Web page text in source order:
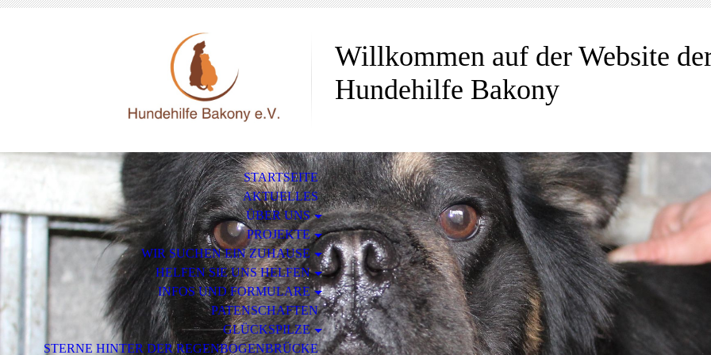
Willkommen auf der Website
Hundehilfe Bakony
STARTSEITE
AKTUELLES
ÜBER UNS
PROJEKTE
WIR SUCHEN EIN ZUHAUSE
HELFEN SIE UNS HELFEN
INFOS UND FORMULARE
PATENSCHAFTEN
GLÜCKSPILZE
STERNE HINTER DER REGENBOGENBRÜCKE